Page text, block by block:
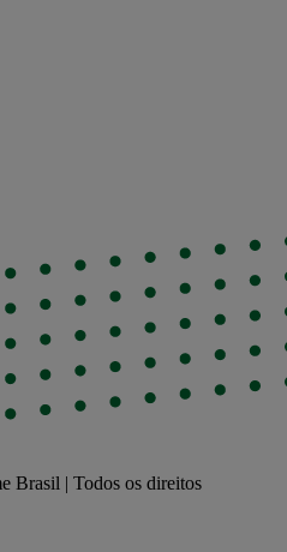
Brasil | Todos os direitos